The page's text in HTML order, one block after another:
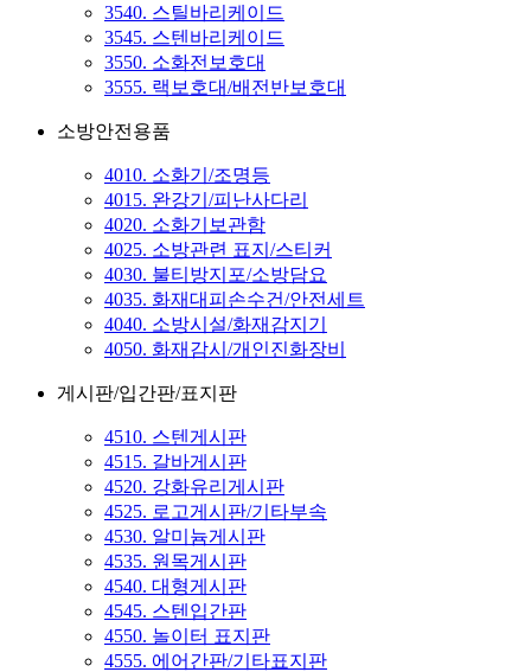
3540. 스틸바리케이드
3545. 스텐바리케이드
3550. 소화전보호대
3555. 랙보호대/배전반보호대
소방안전용품
4010. 소화기/조명등
4015. 완강기/피난사다리
4020. 소화기보관함
4025. 소방관련 표지/스티커
4030. 불티방지포/소방담요
4035. 화재대피손수건/안전세트
4040. 소방시설/화재감지기
4050. 화재감시/개인진화장비
게시판/입간판/표지판
4510. 스텐게시판
4515. 갈바게시판
4520. 강화유리게시판
4525. 로고게시판/기타부속
4530. 알미늄게시판
4535. 원목게시판
4540. 대형게시판
4545. 스텐입간판
4550. 놀이터 표지판
4555. 에어간판/기타표지판